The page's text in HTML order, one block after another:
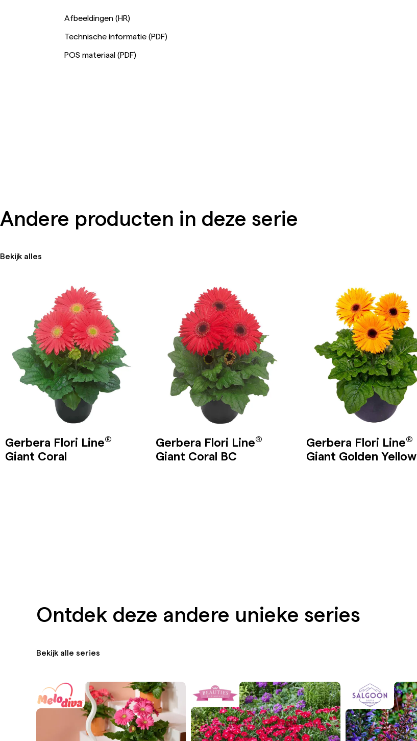
Afbeeldingen (HR)
Technische informatie (PDF)
POS materiaal (PDF)
Andere producten in deze serie
Bekijk alles
Gerbera Flori Line®
Giant Coral
Gerbera Flori Line®
Giant Coral BC
Gerbera Flori Line®
Giant Golden Yellow
Ontdek deze andere unieke series
Bekijk alle series